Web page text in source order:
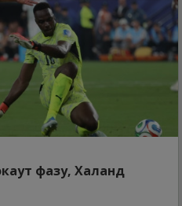
фазу, Халанд